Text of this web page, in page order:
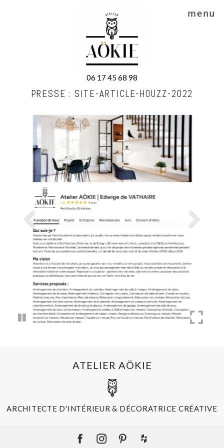
menu
06 17 45 68 98
PRESSE : SITE-ARTICLE-HOUZZ-2022
ATELIER AÖKIE
ARCHITECTE D'INTÉRIEUR & DÉCORATRICE CRÉATIVE